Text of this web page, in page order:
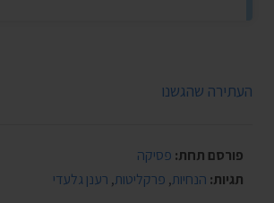
העתירה שהגשנו
פורסם תחת: פסיקה
תגיות: הנחיות, פרקליטות, רענן גלעדי